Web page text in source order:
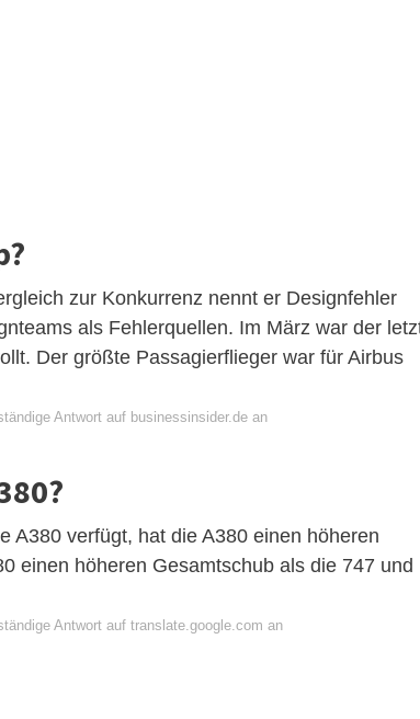
zur Konkurrenz nennt er Designfehler
als Fehlerquellen. Im März war der
Der größte Passagierflieger war für Airbus
Antwort auf businessinsider.de an
A380 verfügt, hat die A380 einen höheren
einen höheren Gesamtschub als die 747 und
Antwort auf translate.google.com an